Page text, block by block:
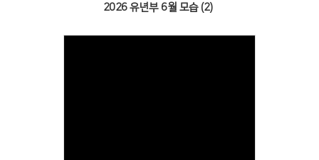
2026 유년부 6월 모습 (2)